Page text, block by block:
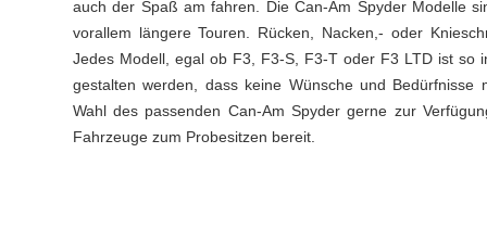
auch der Spaß am fahren. Die Can-Am Spyder Modelle
vorallem längere Touren. Rücken, Nacken,- oder
Jedes Modell, egal ob F3, F3-S, F3-T oder F3 LTD ist so
gestalten werden, dass keine Wünsche und
Wahl des passenden Can-Am Spyder gerne zur
Fahrzeuge zum Probesitzen bereit.